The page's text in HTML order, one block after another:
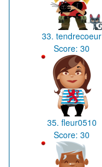
33. tendrecoeur
Score:30
35. fleur0510
Score:30